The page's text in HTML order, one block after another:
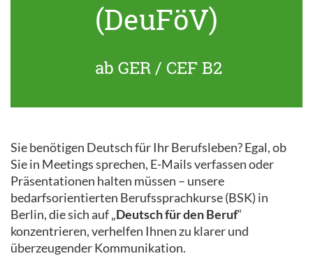
(DeuFöV)
ab GER / CEF B2
Sie benötigen Deutsch für Ihr Berufsleben? Egal, ob
Sie in Meetings sprechen, E-Mails verfassen oder
Präsentationen halten müssen – unsere
bedarfsorientierten Berufssprachkurse (BSK) in
Berlin, die sich auf „Deutsch für den Beruf“
konzentrieren, verhelfen Ihnen zu klarer und
überzeugender Kommunikation.